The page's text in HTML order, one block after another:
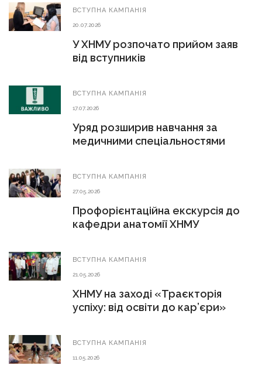
ВСТУПНА КАМПАНІЯ
20.07.2026
У ХНМУ розпочато прийом заяв
від вступників
ВСТУПНА КАМПАНІЯ
17.07.2026
Уряд розширив навчання за
медичними спеціальностями
ВСТУПНА КАМПАНІЯ
27.05.2026
Профорієнтаційна екскурсія до
кафедри анатомії ХНМУ
ВСТУПНА КАМПАНІЯ
21.05.2026
ХНМУ на заході «Траєкторія
успіху: від освіти до кар’єри»
ВСТУПНА КАМПАНІЯ
11.05.2026